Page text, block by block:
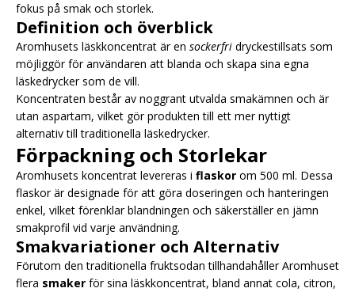
fokus på smak och storlek.
Definition och överblick
Aromhusets läskkoncentrat är en sockerfri dryckestillsats som
möjliggör för användaren att blanda och skapa sina egna
läskedrycker som de vill.
Koncentraten består av noggrant utvalda smakämnen och är
utan aspartam, vilket gör produkten till ett mer nyttigt
alternativ till traditionella läskedrycker.
Förpackning och Storlekar
Aromhusets koncentrat levereras i flaskor om 500 ml. Dessa
flaskor är designade för att göra doseringen och hanteringen
enkel, vilket förenklar blandningen och säkerställer en jämn
smakprofil vid varje användning.
Smakvariationer och Alternativ
Förutom den traditionella fruktsodan tillhandahåller Aromhuset
flera smaker för sina läskkoncentrat, bland annat cola, citron,